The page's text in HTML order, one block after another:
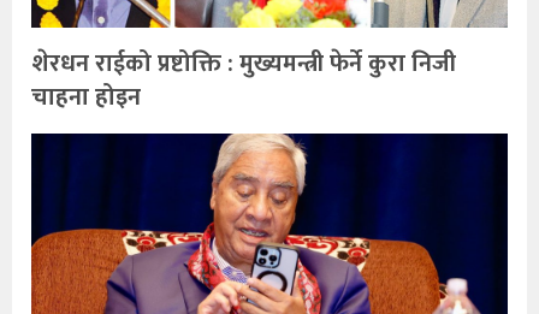
शेरधन राईको प्रष्टोक्ति : मुख्यमन्त्री फेर्ने कुरा निजी
चाहना होइन